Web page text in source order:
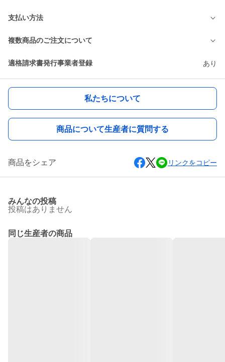
支払い方法
複数商品のご注文について
適格請求書発行事業者登録 あり
私たちについて
商品について生産者に質問する
商品をシェア リンクをコピー
みんなの投稿
投稿はありません
同じ生産者の商品